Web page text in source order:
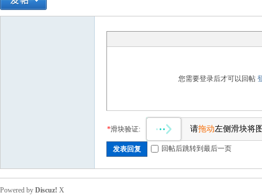
您需要登录后才可以回帖
*滑块验证: 请拖动左侧滑块将
发表回复 回帖后跳转到最后一页
Powered by Discuz! X